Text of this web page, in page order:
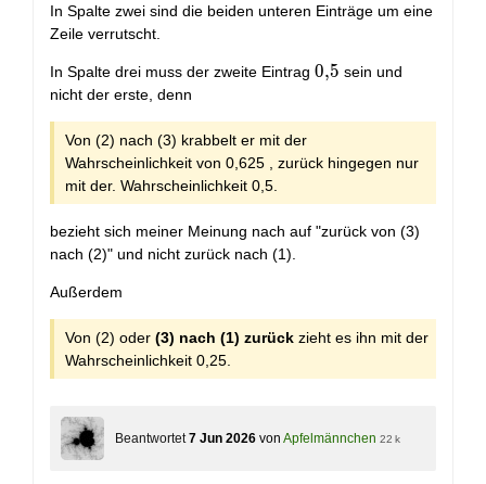
In Spalte zwei sind die beiden unteren Einträge um eine
Zeile verrutscht.
In Spalte drei muss der zweite Eintrag 0,5
0,5 sein und
nicht der erste, denn
Von (2) nach (3) krabbelt er mit der
Wahrscheinlichkeit von 0,625 , zurück hingegen nur
mit der. Wahrscheinlichkeit 0,5.
bezieht sich meiner Meinung nach auf "zurück von (3)
nach (2)" und nicht zurück nach (1).
Außerdem
Von (2) oder (3) nach (1) zurück zieht es ihn mit der
Wahrscheinlichkeit 0,25.
Beantwortet 7 Jun 2026 von Apfelmännchen 22 k